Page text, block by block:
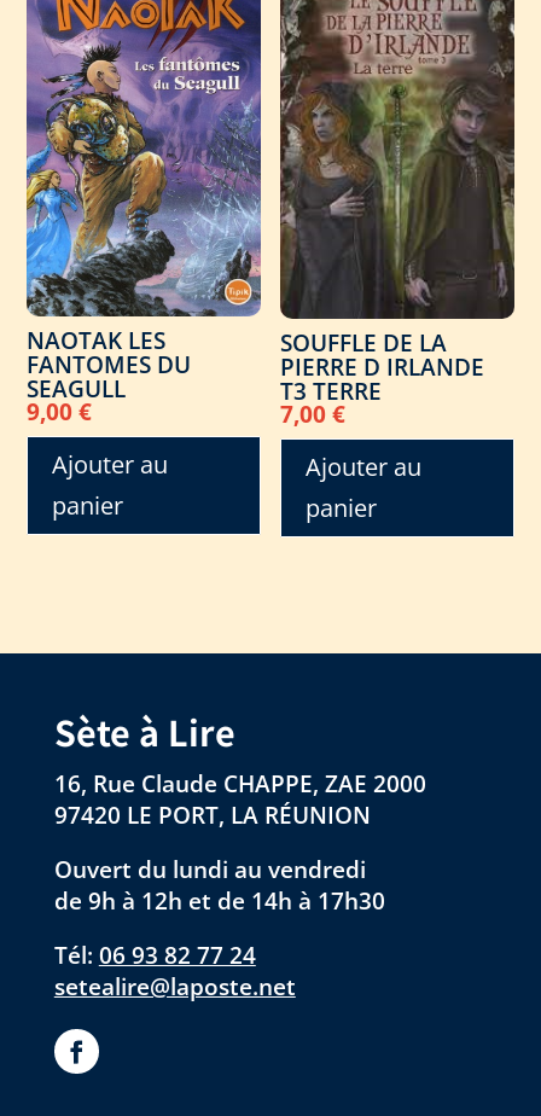
NAOTAK LES
FANTOMES DU
SEAGULL
9,00€
Ajouter au
panier
SOUFFLE DE LA
PIERRE D IRLANDE
T3 TERRE
7,00€
Ajouter au
panier
Sète à Lire
16, Rue Claude CHAPPE, ZAE 2000
97420 LE PORT, LA RÉUNION
Ouvert du lundi au vendredi
de 9h à 12h et de 14h à 17h30
Tél: 06 93 82 77 24
setealire@laposte.net